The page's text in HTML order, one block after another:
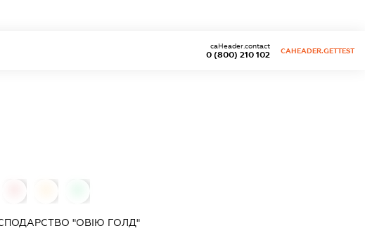
0 (800) 210 102
caHeader.contact
CAHEADER.GETTEST
"ОВІЮ ГОЛД"